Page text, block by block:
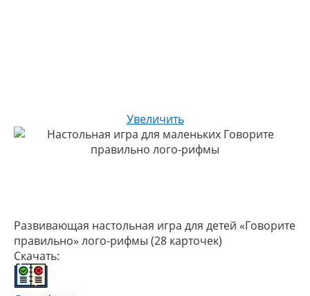
Увеличить
Развивающая настольная игра для детей «Говорите
правильно» лого-рифмы (28 карточек)
Скачать: